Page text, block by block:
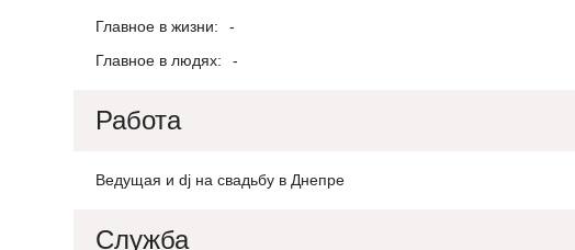
Главное в жизни:
-
Главное в людях:
-
Работа
Ведущая и dj на свадьбу в Днепре
Служба